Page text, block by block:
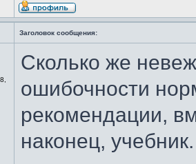
Заголовок сообщения:
Сколько же
ошибочности
рекомендации,
наконец, учебник.